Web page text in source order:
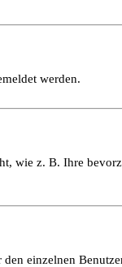
werden.
wie z. B. Ihre
einzelnen